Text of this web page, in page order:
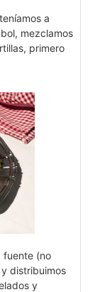
a
mezclamos
primero
fuente (no
distribuimos
y